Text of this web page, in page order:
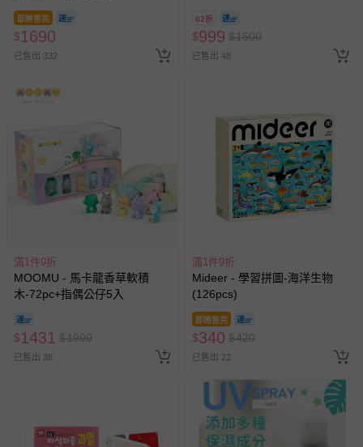
即將售完
$1690
已售出 332
2026/10/16 正券逾期視同現金
券使用
62折
$999 $1600
已售出 48
滿1件9折
MOOMU - 馬卡龍香草軟積
木-72pc+指偶公仔5入
$1431 $1999
已售出 38
滿1件9折
Mideer - 學習拼圖-海洋生物
(126pcs)
即將售完
$340 $420
已售出 22